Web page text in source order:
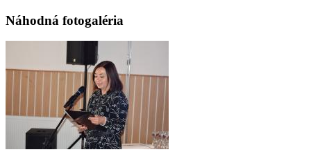
Náhodná fotogaléria